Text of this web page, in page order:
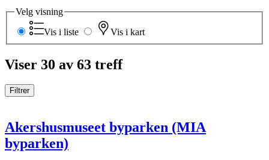
Velg visning
Vis i liste
Vis i kart
Viser 30 av 63 treff
Filtrer
Akershusmuseet byparken (MIA
byparken)